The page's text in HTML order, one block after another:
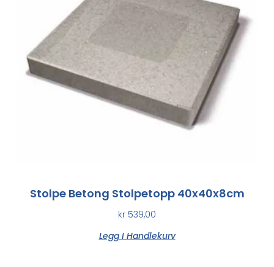
Stolpe Betong Stolpetopp 40x40x8cm
kr 539,00
Legg I Handlekurv